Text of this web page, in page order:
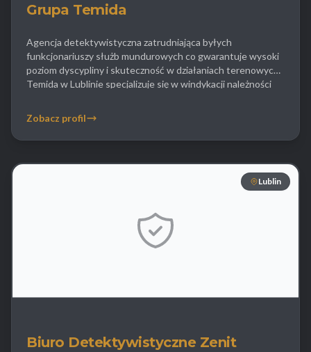
Grupa Temida
Agencja detektywistyczna zatrudniająca byłych
funkcjonariuszy służb mundurowych co gwarantuje wysoki
poziom dyscypliny i skuteczność w działaniach terenowych.
Temida w Lublinie specjalizuje się w windykacji należności
również zlecenia z zakresu wywiadu środowiskowego
ustalając faktyczny tryb życia osób uchylających się od
Zobacz profil
Lublin
Biuro Detektywistyczne Zenit